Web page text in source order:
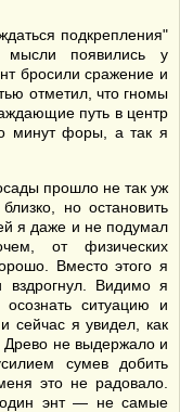
подкрепления"
появились у
бросили сражение и
отметил, что гномы
путь в центр
минут форы, а так я
прошло не так уж
но остановить
я даже и не подумал
от физических
Вместо этого я
Видимо я
ситуацию и
сейчас я увидел, как
Древо не выдержало и
сумев добить
это не радовало.
один энт — не самые